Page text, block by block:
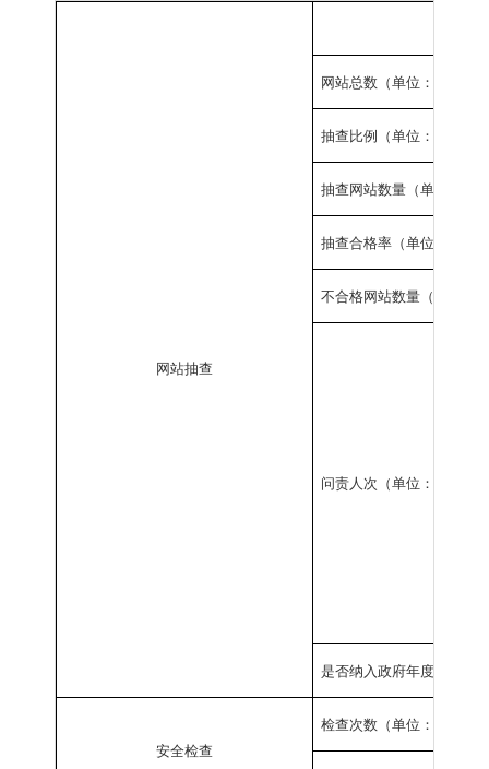
网站抽查
网站总数（单位：家）
抽查比例（单位：
抽查网站数量（单位：家
抽查合格率（单位：
不合格网站数量（单位：
问责人次（单位：人次）
是否纳入政府年度绩效考
安全检查
检查次数（单位：次）